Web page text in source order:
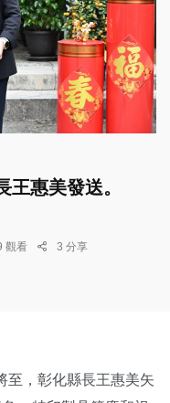
王惠美發送。
觀看 3 分享
至，彰化縣長王惠美矢